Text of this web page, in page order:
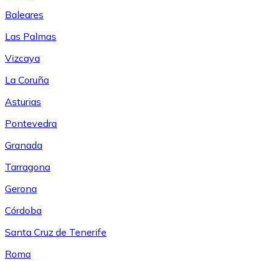
Baleares
Las Palmas
Vizcaya
La Coruña
Asturias
Pontevedra
Granada
Tarragona
Gerona
Córdoba
Santa Cruz de Tenerife
Roma